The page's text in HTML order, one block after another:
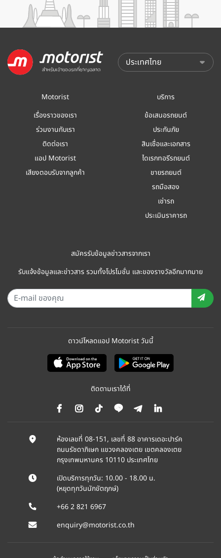
Motorist
เรื่องราวของเรา
ร่วมงานกับเรา
ติดต่อเรา
แอป Motorist
เสียงตอบรับจากลูกค้า
บริการ
ข้อเสนอรถยนต์
ประกันภัย
สินเชื่อและเอกสาร
ไดเรกทอรีรถยนต์
ขายรถยนต์
รถมือสอง
เช่ารถ
ประเมินราคารถ
สมัครรับข้อมูลข่าวสารจากเรา
รับแจ้งข้อมูลและข่าวสาร รวมทั้งโปรโมชั่น และของรางวัลอีกมากมาย
ดาวน์โหลดแอป Motorist วันนี้
ติดตามเราได้ที่
ห้องเลขที่ 08-151, เลขที่ 88 อาคารเดอะปาร์ค
ถนนรัชดาภิเษก แขวงคลองเตย เขตคลองเตย
กรุงเทพมหานคร 10110 ประเทศไทย
เปิดบริการทุกวัน: 10.00 - 18.00 น.
(หยุดทุกวันนักขัตฤกษ์)
+66 2 821 6967
enquiry@motorist.co.th